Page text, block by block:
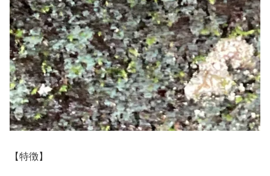
【特徴】